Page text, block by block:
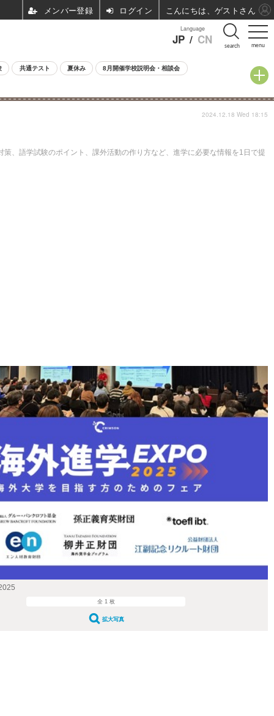
menu
Language
JP / CN search
共通テスト 夏休み 8月開催学校説明会・相談会
、語学試験のポイント、課外活動の作り方など、進学に必要な情報を1日で提
2024.12.18 Wed 18:15
全 1 枚
拡大写真
ログイン こんにちは、ゲストさん